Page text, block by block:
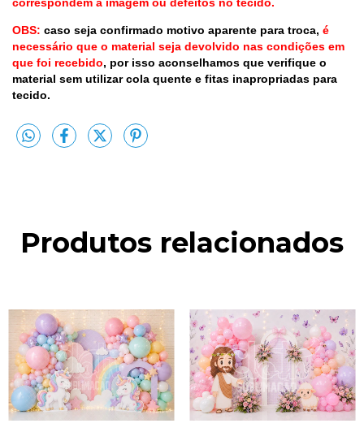
OBS: caso seja confirmado motivo aparente para troca, é
necessário que o material seja devolvido nas condições em
que foi recebido, por isso aconselhamos que verifique o
material sem utilizar cola quente e fitas inapropriadas para
tecido.
Produtos relacionados